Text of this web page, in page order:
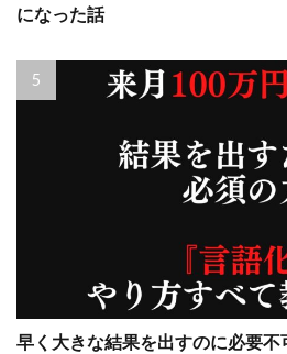
になった話
早く大きな結果を出すのに必要不